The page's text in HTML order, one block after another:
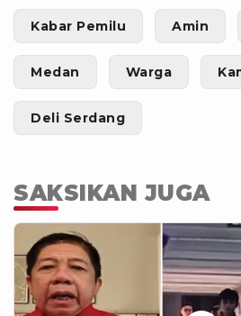
Kabar Pemilu Amin
Medan Warga
Deli Serdang
SAKSIKAN JUGA